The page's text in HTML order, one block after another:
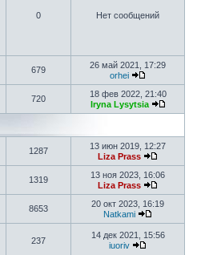
0 Нет сообщений
679
26 май 2021, 17:29
orhei
720
18 фев 2022, 21:40
Iryna Lysytsia
1287
13 июн 2019, 12:27
Liza Prass
1319
13 ноя 2023, 16:06
Liza Prass
8653
20 окт 2023, 16:19
Natkami
237
14 дек 2021, 15:56
iuoriv